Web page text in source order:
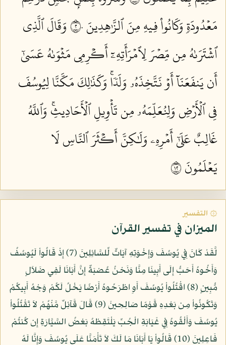
مَعۡدُودَةٖ وَكَانُواْ فِيهِ مِنَ ٱلزَّٰهِدِينَ ٢٠
وَقَالَ ٱلَّذِي
ٱشۡتَرَىٰهُ مِن مِّصۡرَ لِٱمۡرَأَتِهِۦٓ أَكۡرِمِي مَثۡوَىٰهُ عَسَىٰٓ
أَن يَنفَعَنَآ أَوۡ نَتَّخِذَهُۥ وَلَدٗاۚ وَكَذَٰلِكَ مَكَّنَّا لِيُوسُفَ
فِي ٱلۡأَرۡضِ وَلِنُعَلِّمَهُۥ مِن تَأۡوِيلِ ٱلۡأَحَادِيثِۚ وَٱللَّهُ
غَالِبٌ عَلَىٰٓ أَمۡرِهِۦ وَلَٰكِنَّ أَكۡثَرَ ٱلنَّاسِ لَا
يَعۡلَمُونَ ٢١
۞ التفسير
الميزان في تفسير القرآن
لَّقَدْ كَانَ فِي يُوسُفَ وَإِخْوَتِهِ آيَاتٌ لِّلسَّائِلِينَ (7) إِذْ قَالُواْ لَيُوسُفُ
وَأَخُوهُ أَحَبُّ إِلَى أَبِينَا مِنَّا وَنَحْنُ عُصْبَةٌ إِنَّ أَبَانَا لَفِي ضَلاَلٍ
مُّبِينٍ (8) اقْتُلُواْ يُوسُفَ أَوِ اطْرَحُوهُ أَرْضًا يَخْلُ لَكُمْ وَجْهُ أَبِيكُمْ
وَتَكُونُواْ مِن بَعْدِهِ قَوْمًا صَالِحِينَ (9) قَالَ قَآئِلٌ مَّنْهُمْ لاَ تَقْتُلُواْ
يُوسُفَ وَأَلْقُوهُ فِي غَيَابَةِ الْجُبِّ يَلْتَقِطْهُ بَعْضُ السَّيَّارَةِ إِن كُنتُمْ
فَاعِلِينَ (10) قَالُواْ يَا أَبَانَا مَا لَكَ لاَ تَأْمَنَّا عَلَى يُوسُفَ وَإِنَّا لَهُ